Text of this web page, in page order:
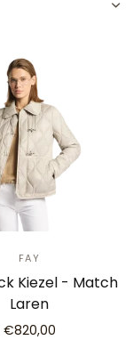
FAY
Kiezel - Match
Laren
€820,00